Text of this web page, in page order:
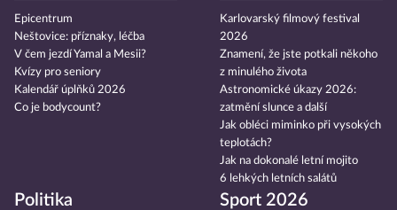
Epicentrum
Neštovice: příznaky, léčba
V čem jezdí Yamal a Mesii?
Kvízy pro seniory
Kalendář úplňků 2026
Co je bodycount?
Karlovarský filmový festival
2026
Znamení, že jste potkali někoho
z minulého života
Astronomické úkazy 2026:
zatmění slunce a další
Jak obléci miminko při vysokých
teplotách?
Jak na dokonalé letní mojito
6 lehkých letních salátů
Politika Sport 2026